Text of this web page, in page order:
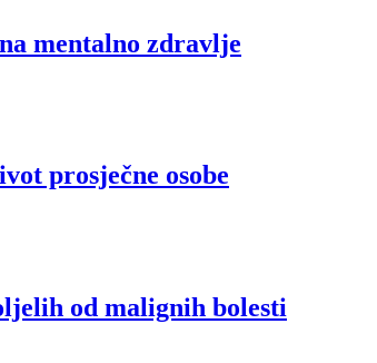
mentalno zdravlje
prosječne osobe
od malignih bolesti